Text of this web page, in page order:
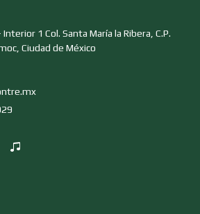
Rehabilitación
1 Col. Santa María la Ribera, C.P.
Ciudad de México